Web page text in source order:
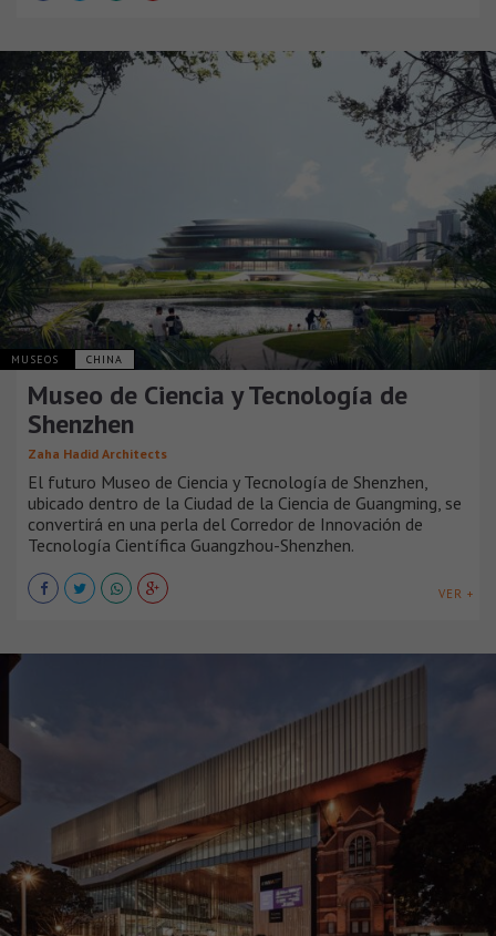
MUSEOS CHINA
Museo de Ciencia y Tecnología de
Shenzhen
Zaha Hadid Architects
El futuro Museo de Ciencia y Tecnología de Shenzhen,
ubicado dentro de la Ciudad de la Ciencia de Guangming, se
convertirá en una perla del Corredor de Innovación de
Tecnología Científica Guangzhou-Shenzhen.
VER +